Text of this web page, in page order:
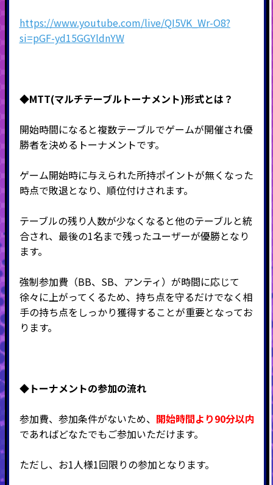
https://www.youtube.com/live/QI5VK_Wr-O8?
si=pGF-yd15GGYldnYW
◆MTT(マルチテーブルトーナメント)形式とは？
開始時間になると複数テーブルでゲームが開催され優
勝者を決めるトーナメントです。
ゲーム開始時に与えられた所持ポイントが無くなった
時点で敗退となり、順位付けされます。
テーブルの残り人数が少なくなると他のテーブルと統
合され、最後の1名まで残ったユーザーが優勝となり
ます。
強制参加費（BB、SB、アンティ）が時間に応じて
徐々に上がってくるため、持ち点を守るだけでなく相
手の持ち点をしっかり獲得することが重要となってお
ります。
◆トーナメントの参加の流れ
参加費、参加条件がないため、 開始時間より90分以内
であればどなたでもご参加いただけます。
ただし、お1人様1回限りの参加となります。